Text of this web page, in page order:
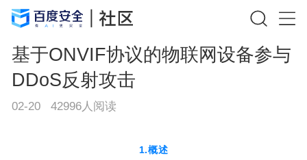
基于ONVIF协议的物联网设备参与
DDoS反射攻击
02-20 42996人阅读
1.概述